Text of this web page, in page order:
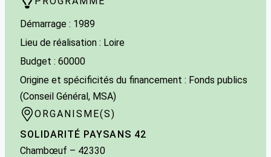
Démarrage : 1989
Lieu de réalisation : Loire
Budget : 60000
Origine et spécificités du financement : Fonds publics
(Conseil Général, MSA)
ORGANISME(S)
SOLIDARITÉ PAYSANS 42
Chambœuf – 42330